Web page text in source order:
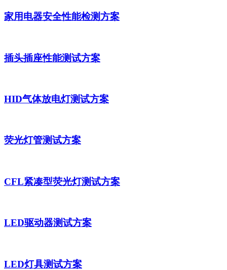
家用电器安全性能检测方案
插头插座性能测试方案
HID气体放电灯测试方案
荧光灯管测试方案
CFL紧凑型荧光灯测试方案
LED驱动器测试方案
LED灯具测试方案